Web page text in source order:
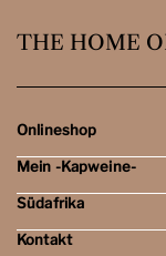
THE HOME
Onlineshop
Rotweine
Weissweine
Schaumweine
Tasting-Sets
Dessert- & Port-Weine
Mein -Kapweine-
Mein Konto
Meine Bestellungen
Wunschliste
Südafrika
Weingebiete
Kontakt